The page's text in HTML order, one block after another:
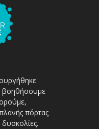
βοηθήσουμε
πόρτας